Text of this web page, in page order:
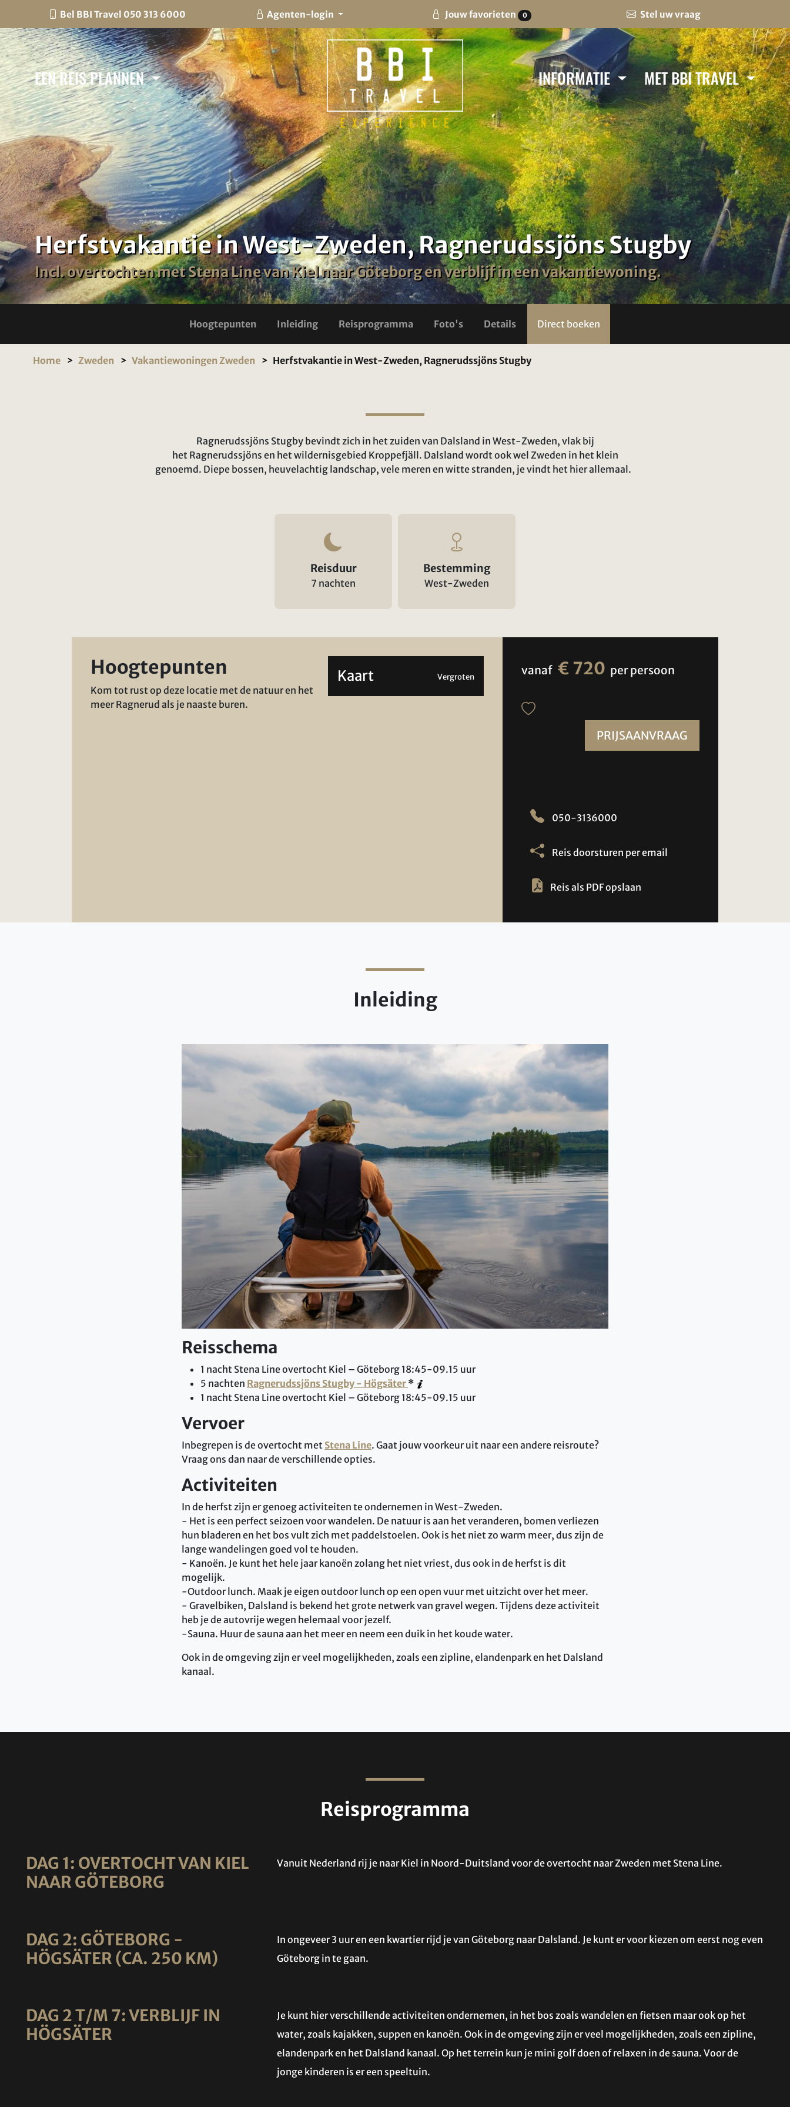
Bel BBI Travel 050 313 6000 Agenten-login Jouw favorieten 0 Stel uw vraag
EEN REIS PLANNEN INFORMATIE MET BBI TRAVEL
Herfstvakantie in West-Zweden, Ragnerudssjöns Stugby
Incl. overtochten met Stena Line van Kiel naar Göteborg en verblijf in een vakantiewoning.
Hoogtepunten Inleiding Reisprogramma Foto's Details Direct boeken
Home Zweden Vakantiewoningen Zweden Herfstvakantie in West-Zweden, Ragnerudssjöns Stugby
Ragnerudssjöns Stugby bevindt zich in het zuiden van Dalsland in West-Zweden, vlak bij
het Ragnerudssjöns en het wildernisgebied Kroppefjäll. Dalsland wordt ook wel Zweden in het klein
genoemd. Diepe bossen, heuvelachtig landschap, vele meren en witte stranden, je vindt het hier allemaal.
Reisduur
7 nachten
Bestemming
West-Zweden
Hoogtepunten
Kom tot rust op deze locatie met de natuur en het
meer Ragnerud als je naaste buren.
Kaart Vergroten vanaf € 720 per persoon
PRIJSAANVRAAG
050-3136000
Reis doorsturen per email
Reis als PDF opslaan
Inleiding
Reisschema
1 nacht Stena Line overtocht Kiel – Göteborg 18:45-09.15 uur
5 nachten Ragnerudssjöns Stugby - Högsäter *
1 nacht Stena Line overtocht Kiel – Göteborg 18:45-09.15 uur
Vervoer
Inbegrepen is de overtocht met Stena Line. Gaat jouw voorkeur uit naar een andere reisroute?
Vraag ons dan naar de verschillende opties.
Activiteiten
In de herfst zijn er genoeg activiteiten te ondernemen in West-Zweden.
- Het is een perfect seizoen voor wandelen. De natuur is aan het veranderen, bomen verliezen
hun bladeren en het bos vult zich met paddelstoelen. Ook is het niet zo warm meer, dus zijn de
lange wandelingen goed vol te houden.
- Kanoën. Je kunt het hele jaar kanoën zolang het niet vriest, dus ook in de herfst is dit
mogelijk.
-Outdoor lunch. Maak je eigen outdoor lunch op een open vuur met uitzicht over het meer.
- Gravelbiken, Dalsland is bekend het grote netwerk van gravel wegen. Tijdens deze activiteit
heb je de autovrije wegen helemaal voor jezelf.
-Sauna. Huur de sauna aan het meer en neem een duik in het koude water.
Ook in de omgeving zijn er veel mogelijkheden, zoals een zipline, elandenpark en het Dalsland
kanaal.
Reisprogramma
DAG 1: OVERTOCHT VAN KIEL
NAAR GÖTEBORG
Vanuit Nederland rij je naar Kiel in Noord-Duitsland voor de overtocht naar Zweden met Stena Line.
DAG 2: GÖTEBORG -
HÖGSÄTER (CA. 250 KM)
In ongeveer 3 uur en een kwartier rijd je van Göteborg naar Dalsland. Je kunt er voor kiezen om eerst nog even
Göteborg in te gaan.
DAG 2 T/M 7: VERBLIJF IN
HÖGSÄTER
Je kunt hier verschillende activiteiten ondernemen, in het bos zoals wandelen en fietsen maar ook op het
water, zoals kajakken, suppen en kanoën. Ook in de omgeving zijn er veel mogelijkheden, zoals een zipline,
elandenpark en het Dalsland kanaal. Op het terrein kun je mini golf doen of relaxen in de sauna. Voor de
jonge kinderen is er een speeltuin.